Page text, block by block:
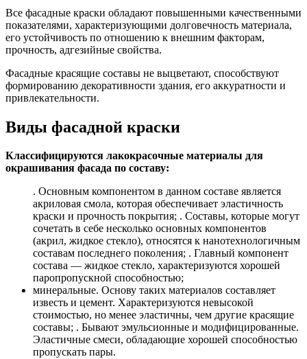
Все фасадные краски обладают повышенными качественными
показателями, характеризующими долговечность материала,
его устойчивость по отношению к внешним факторам,
прочность, адгезийные свойства.
Фасадные красящие составы не выцветают, способствуют
формированию декоративности здания, его аккуратности и
привлекательности.
Виды фасадной краски
Классифицируются лакокрасочные материалы для
окрашивания фасада по составу:
. Основным компонентом в данном составе является
акриловая смола, которая обеспечивает эластичность
краски и прочность покрытия; . Составы, которые могут
сочетать в себе несколько основных компонентов
(акрил, жидкое стекло), относятся к нанотехнологичным
составам последнего поколения; . Главный компонент
состава — жидкое стекло, характеризуются хорошей
паропропускной способностью;
минеральные. Основу таких материалов составляет
известь и цемент. Характеризуются невысокой
стоимостью, но менее эластичны, чем другие красящие
составы; . Бывают эмульсионные и модифицированные.
Эластичные смеси, обладающие хорошей способностью
пропускать пары.